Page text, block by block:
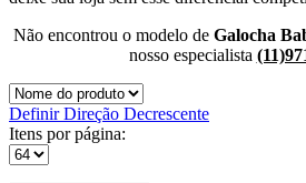
Não encontrou o modelo de Galocha
nosso especialista
Definir Direção Decrescente
Itens por página: